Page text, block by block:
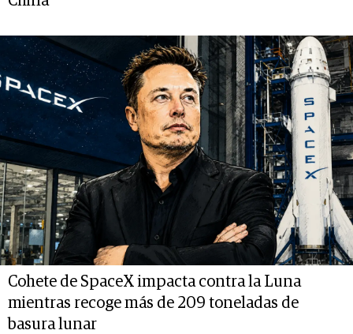
Cohete de SpaceX impacta contra la Luna
mientras recoge más de 209 toneladas de
basura lunar